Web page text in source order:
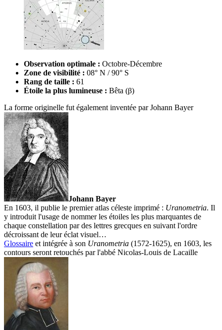
Observation optimale : Octobre-Décembre
Zone de visibilité : 08° N / 90° S
Rang de taille : 61
Étoile la plus lumineuse : Bêta (β)
La forme originelle fut également inventée parJohann Bayer
Johann Bayer
En 1603, il publie le premier atlas céleste imprimé : Uranometria. Il
y introduit l'usage de nommer les étoiles les plus marquantes de
chaque constellation par des lettres grecques en suivant l'ordre
décroissant de leur éclat visuel…
Glossaire et intégrée à son Uranometria (1572-1625), en 1603, les
contours seront retouchés par l'abbé Nicolas-Louis de Lacaille